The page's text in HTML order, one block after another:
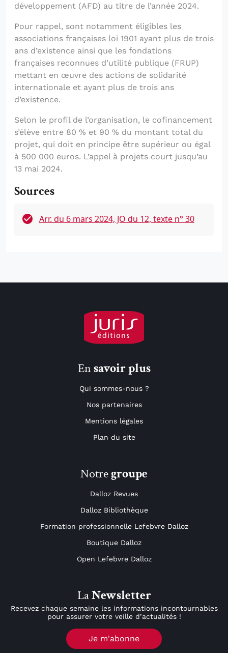
développement (AFD) au titre de l’année 2024.
Pour rappel, sont notamment éligibles les
associations françaises loi 1901 ayant plus de trois
ans d’existence ainsi que les fondations
françaises reconnues d’utilité publique (FRUP)
mettant en œuvre des actions de solidarité
internationale et ayant plus de trois ans
d’existence.
Selon le profil de l’organisation, le cofinancement
s’élève entre 80 % et 90 % du montant total du
projet, qui doit en principe être supérieur ou égal
à 500 000 euros. L’appel à projets court jusqu’au
13 mai 2024.
Sources
Arr. du 6 mars 2024, JO du 12, texte n° 30
Ensavoir plus
Qui sommes-nous ?
Nos partenaires
Mentions légales
Plan du site
Notregroupe
Dalloz Revues
Dalloz Bibliothèque
Formation professionnelle Lefebvre Dalloz
Boutique Dalloz
Open Lefebvre Dalloz
LaNewsletter
Recevez chaque semaine les informations incontournables
pour assurer votre veille d’actualités !
Je m'abonne